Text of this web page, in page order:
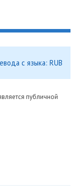
с языка: RUB
публичной